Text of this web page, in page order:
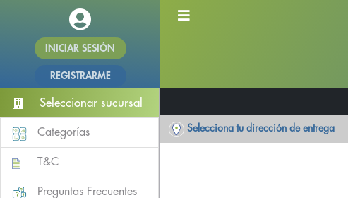
INICIAR SESIÓN
REGISTRARME
Seleccionar sucursal
Categorías
T&C
Preguntas Frecuentes
Selecciona tu dirección de entrega